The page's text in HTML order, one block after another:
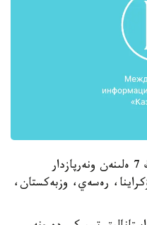
سيرك ونەرىنىڭ فەستيۆالىنە الەمنىڭ 7 ەلىنەن ونەرپازدار
رەسەي، وزبەكستان،